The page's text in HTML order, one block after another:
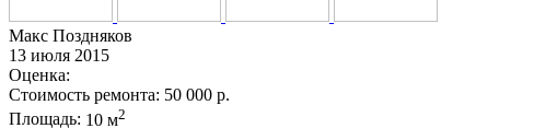
Макс Поздняков
13 июля 2015
Оценка:
Стоимость ремонта: 50 000 р.
Площадь: 10 м2